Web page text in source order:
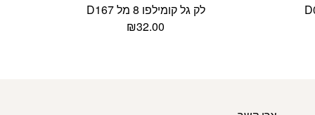
לק גל קומילפו 8 מל D167
₪32.00